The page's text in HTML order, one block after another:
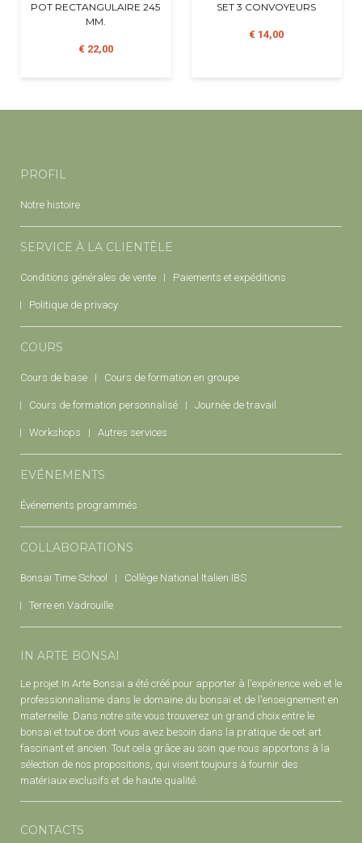
POT RECTANGULAIRE 245
MM.
€ 22,00
SET 3 CONVOYEURS
€ 14,00
PROFIL
Notre histoire
SERVICE À LA CLIENTÈLE
Conditions générales de vente Paiements et expéditions
Politique de privacy
COURS
Cours de base Cours de formation en groupe
Cours de formation personnalisé Journée de travail
Workshops Autres services
EVÉNEMENTS
Événements programmés
COLLABORATIONS
Bonsai Time School Collège National Italien IBS
Terre en Vadrouille
IN ARTE BONSAI
Le projet In Arte Bonsai a été créé pour apporter à l'expérience web et le
professionnalisme dans le domaine du bonsaï et de l'enseignement en
maternelle. Dans notre site vous trouverez un grand choix entre le
bonsaï et tout ce dont vous avez besoin dans la pratique de cet art
fascinant et ancien. Tout cela grâce au soin que nous apportons à la
sélection de nos propositions, qui visent toujours à fournir des
matériaux exclusifs et de haute qualité.
CONTACTS